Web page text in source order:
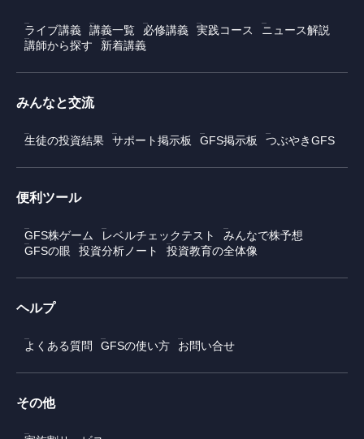
ライブ講義 講義一覧 必修講義 実践コース
ニュース解説
講師から探す
新着講義
みんなと交流
生徒の投資結果 サポート掲示板 GFS掲示板 つぶやきGFS
便利ツール
GFS株ゲーム レベルチェックテスト
みんなで株予想
GFSの眼
投資分析ノート 投資教育の全体像
ヘルプ
よくある質問 GFSの使い方 お問い合せ
その他